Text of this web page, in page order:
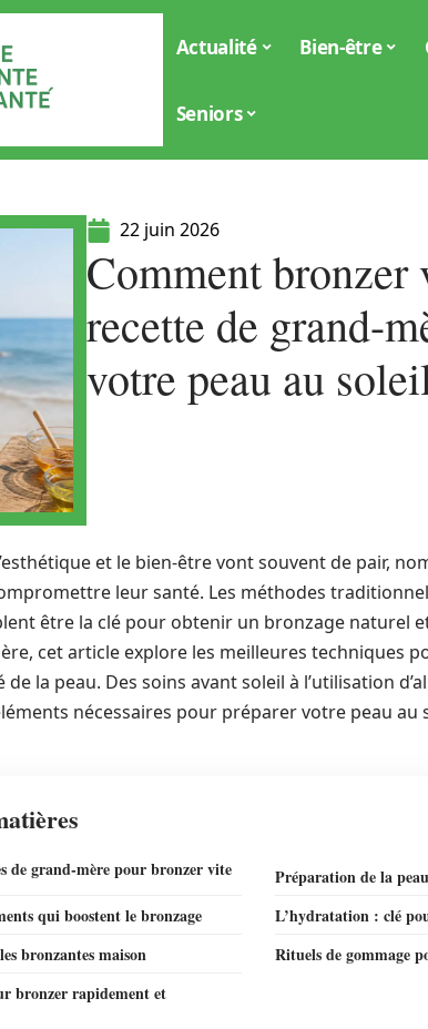
Actualité Bien-être
Seniors
22 juin 2026
Comment bronzer
recette de grand-
votre peau au
et le bien-être vont souvent de pair,
leur santé. Les méthodes
être la clé pour obtenir un bronzage naturel
cet article explore les meilleures techniques
de la peau. Des soins avant soleil à l’utilisation
nécessaires pour préparer votre peau au
de grand-mère pour bronzer vite
Préparation de la
qui boostent le bronzage
L’hydratation : clé
bronzantes maison
Rituels de gommage
bronzer rapidement et